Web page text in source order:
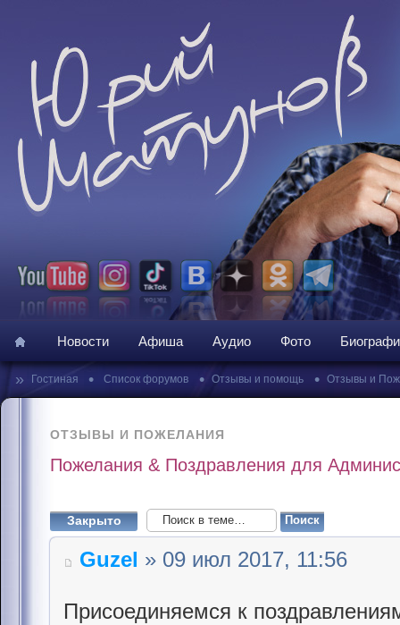
Новости Афиша Аудио Фото
» Гостиная • Список форумов • Отзывы и помощь • Отзывы и
ОТЗЫВЫ И ПОЖЕЛАНИЯ
Пожелания & Поздравления для
Закрыто
Guzel » 09 июл 2017, 11:56
Присоединяемся к